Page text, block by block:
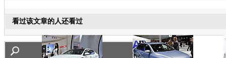
看过该文章的人还看过